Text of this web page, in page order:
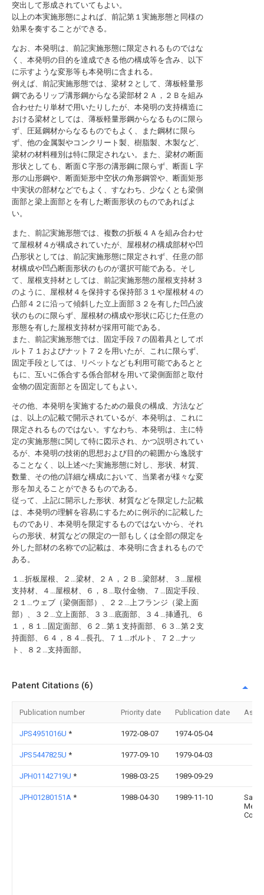
突出して形成されていてもよい。
以上の本実施形態によれば、前記第１実施形態と同様の
効果を奏することができる。
なお、本発明は、前記実施形態に限定されるものではな
く、本発明の目的を達成できる他の構成等を含み、以下
に示すような変形等も本発明に含まれる。
例えば、前記実施形態では、梁材２として、薄板軽量形
鋼であるリップ溝形鋼からなる梁部材２Ａ，２Ｂを組み
合わせたり単材で用いたりしたが、本発明の支持構造に
おける梁材としては、薄板軽量形鋼からなるものに限ら
ず、圧延鋼材からなるものでもよく、また鋼材に限ら
ず、他の金属製やコンクリート製、樹脂製、木製など、
梁材の材料種別は特に限定されない。また、梁材の断面
形状としても、断面Ｃ字形の溝形鋼に限らず、断面Ｌ字
形の山形鋼や、断面矩形中空状の角形鋼管や、断面矩形
中実状の部材などでもよく、すなわち、少なくとも梁側
面部と梁上面部とを有した断面形状のものであればよ
い。
また、前記実施形態では、複数の折板４Ａを組み合わせ
て屋根材４が構成されていたが、屋根材の構成部材や凹
凸形状としては、前記実施形態に限定されず、任意の部
材構成や凹凸断面形状のものが選択可能である。そし
て、屋根支持材としては、前記実施形態の屋根支持材３
のように、屋根材４を保持する保持部３１や屋根材４の
凸部４２に沿って傾斜した立上面部３２を有した凹凸波
状のものに限らず、屋根材の構成や形状に応じた任意の
形態を有した屋根支持材が採用可能である。
また、前記実施形態では、固定手段７の固着具としてボ
ルト７１およびナット７２を用いたが、これに限らず、
固定手段としては、リベットなども利用可能であるとと
もに、互いに係合する係合部材を用いて梁側面部と取付
金物の固定面部とを固定してもよい。
その他、本発明を実施するための最良の構成、方法など
は、以上の記載で開示されているが、本発明は、これに
限定されるものではない。すなわち、本発明は、主に特
定の実施形態に関して特に図示され、かつ説明されてい
るが、本発明の技術的思想および目的の範囲から逸脱す
ることなく、以上述べた実施形態に対し、形状、材質、
数量、その他の詳細な構成において、当業者が様々な変
形を加えることができるものである。
従って、上記に開示した形状、材質などを限定した記載
は、本発明の理解を容易にするために例示的に記載した
ものであり、本発明を限定するものではないから、それ
らの形状、材質などの限定の一部もしくは全部の限定を
外した部材の名称での記載は、本発明に含まれるもので
ある。
１…折板屋根、２…梁材、２Ａ，２Ｂ…梁部材、３…屋根
支持材、４…屋根材、６，８…取付金物、７…固定手段、
２１…ウェブ（梁側面部）、２２…上フランジ（梁上面
部）、３２…立上面部、３３…底面部、３４…挿通孔、６
１，８１…固定面部、６２…第１支持面部、６３…第２支
持面部、６４，８４…長孔、７１…ボルト、７２…ナッ
ト、８２…支持面部。
Patent Citations (6)
Publication number Priority date Publication date
JPS4951016U * 1972-08-07 1974-05-04
JPS5447825U * 1977-09-10 1979-04-03
JPH01142719U * 1988-03-25 1989-09-29
JPH01280151A * 1988-04-30 1989-11-10
Co